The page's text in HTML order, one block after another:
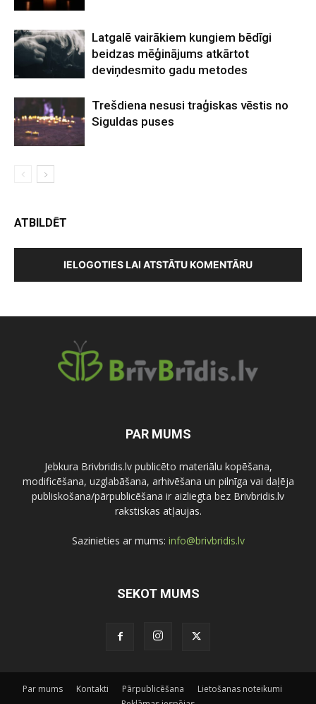
Latgalē vairākiem kungiem bēdīgi
beidzas mēģinājums atkārtot
deviņdesmito gadu metodes
Trešdiena nesusi traģiskas vēstis no
Siguldas puses
ATBILDĒT
IELOGOTIES LAI ATSTĀTU KOMENTĀRU
PAR MUMS
Jebkura Brivbridis.lv publicēto materiālu kopēšana,
modificēšana, uzglabāšana, arhivēšana un pilnīga vai daļēja
publiskošana/pārpublicēšana ir aizliegta bez Brivbridis.lv
rakstiskas atļaujas.
Sazinieties ar mums: info@brivbridis.lv
SEKOT MUMS
Par mums Kontakti Pārpublicēšana
Lietošanas noteikumi